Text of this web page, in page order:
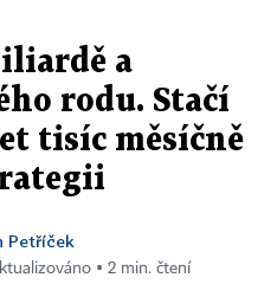
a
rodu. Stačí
tisíc měsíčně
Petříček
▪ 2 min. čtení